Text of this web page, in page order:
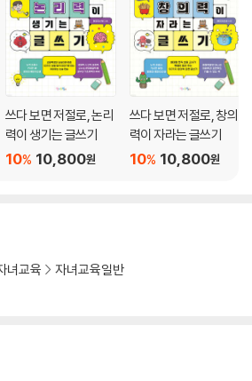
생님이 다 알게 되나요?
초3 때부터 격차가 벌어지기 시작하나요?
까요?
선행학습을 시켜야 할까요?
대로 앉아 있지 못해요
구도 없는 것 같아서 걱정스러워요
싶다며 학원을 못 끊게 해요
시점이 언제일까요?
할까요?
록 어떻게 이끌어줘야 할까요?
고 틀리는 것을 못 참아요
쓰다 보면 저절로, 논리
력이 생기는 글쓰기
10,800원
10%
쓰다 보면 저절로, 창의
력이 자라는 글쓰기
10,800원
10%
녀교육
자녀교육일반